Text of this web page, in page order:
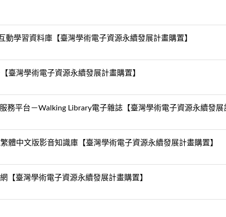
動學習資料庫【臺灣學術電子資源永續發展計畫購置】
臺灣學術電子資源永續發展計畫購置】
務平台－Walking Library電子雜誌【臺灣學術電子資源永續發展
體中文版影音知識庫【臺灣學術電子資源永續發展計畫購置】
【臺灣學術電子資源永續發展計畫購置】